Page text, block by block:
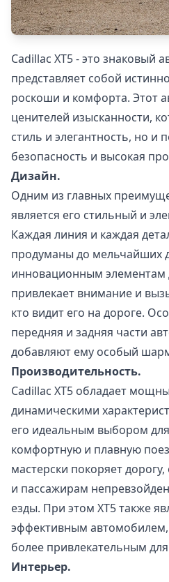
Cadillac XT5 - это знаковый
представляет собой
роскоши и комфорта. Этот
ценителей изысканности,
стиль и элегантность, но и
безопасность и высокая
Дизайн.
Одним из главных
является его стильный и
Каждая линия и каждая
продуманы до мельчайших
инновационным элементам
привлекает внимание и
кто видит его на дороге.
передняя и задняя части
добавляют ему особый
Производительность.
Cadillac XT5 обладает
динамическими
его идеальным выбором для
комфортную и плавную
мастерски покоряет
и пассажирам
езды. При этом XT5 также
эффективным
более привлекательным
Интерьер.